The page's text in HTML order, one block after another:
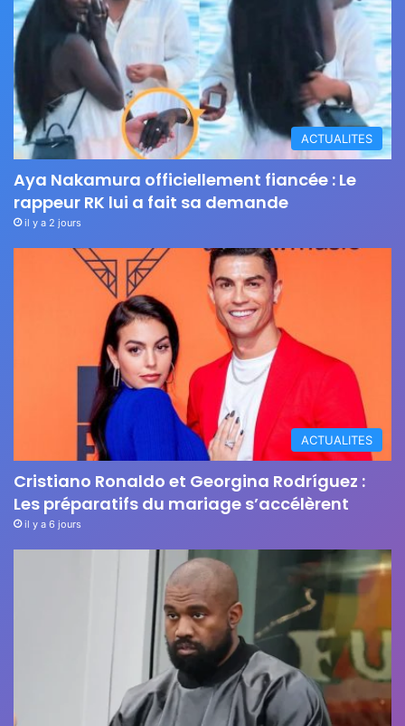
ACTUALITES
Aya Nakamura officiellement fiancée : Le
rappeur RK lui a fait sa demande
il y a 2 jours
ACTUALITES
Cristiano Ronaldo et Georgina Rodríguez :
Les préparatifs du mariage s’accélèrent
il y a 6 jours